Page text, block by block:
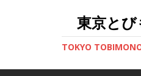
東京と
TOKYO